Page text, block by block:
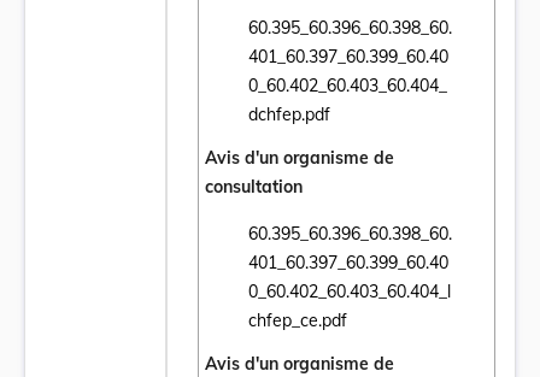
60.395_60.396_60.398_60.
401_60.397_60.399_60.40
0_60.402_60.403_60.404_
dchfep.pdf
Ouvrir le document
Avis d'un organisme de
consultation
60.395_60.396_60.398_60.
401_60.397_60.399_60.40
0_60.402_60.403_60.404_l
chfep_ce.pdf
Ouvrir le document
Avis d'un organisme de